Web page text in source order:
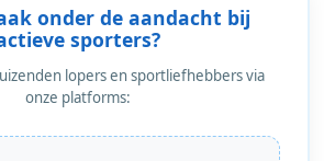
onder de aandacht bij
sporters?
lopers en sportliefhebbers via
onze platforms: